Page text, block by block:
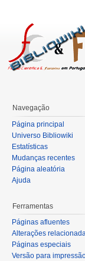
Navegação
Página principal
Universo Bibliowiki
Estatísticas
Mudanças recentes
Página aleatória
Ajuda
Ferramentas
Páginas afluentes
Alterações
Páginas especiais
Versão para